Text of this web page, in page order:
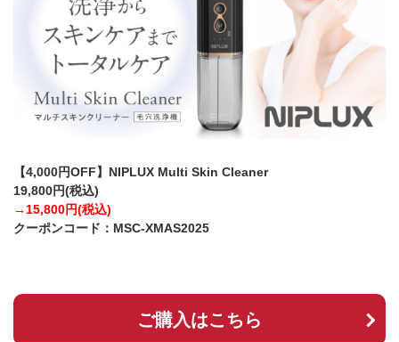
【4,000円OFF】NIPLUX Multi Skin Cleaner
19,800円(税込)
→15,800円(税込)
クーポンコード：MSC-XMAS2025
ご購入はこちら